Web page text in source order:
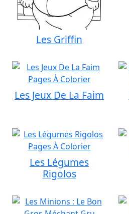
Les Griffin
Les Jeux De La Faim
Les Légumes
Rigolos